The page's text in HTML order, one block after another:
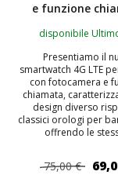
e funzione
disponibile
Presentiamo il
smartwatch 4G LTE
con fotocamera e
chiamata,
design diverso
classici orologi per
offrendo le
75,00 €